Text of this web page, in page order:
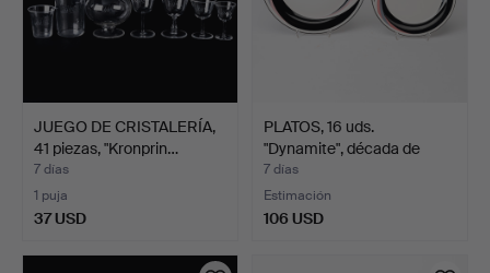
JUEGO DE CRISTALERÍA,
41 piezas, "Kronprin…
7 días
1 puja
37 USD
PLATOS, 16 uds.
"Dynamite", década de
1980.
7 días
Estimación
106 USD